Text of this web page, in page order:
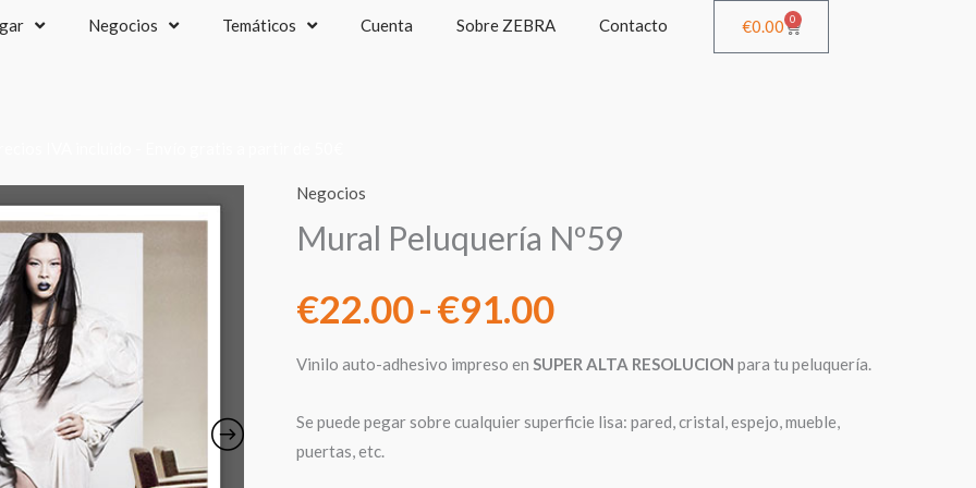
Negocios Temáticos Cuenta Sobre ZEBRA Contacto €0.00 0
Cart
Negocios
Mural Peluquería Nº59
€22.00-€91.00
Rango
precios:
desde
Vinilo auto-adhesivo impreso en SUPER ALTA RESOLUCION para tu peluquería.
Se puede pegar sobre cualquier superficie lisa: pared, cristal, espejo, mueble,
puertas, etc.